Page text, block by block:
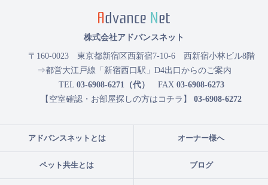
アドバンスネットとは オーナー様へ
ペット共生とは ブログ
株式会社アドバンスネット
〒160-0023 東京都新宿区西新宿7-10-6 西新宿小林ビル8階
⇒都営大江戸線「新宿西口駅」D4出口からのご案内
TEL 03-6908-6271（代） FAX 03-6908-6273
【空室確認・お部屋探しの方はコチラ】 03-6908-6272